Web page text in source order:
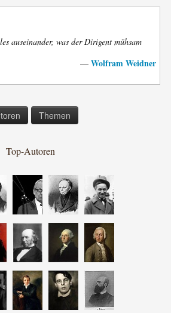
auseinander, was der Dirigent mühsam
— Wolfram Weidner
Themen
Top-Autoren